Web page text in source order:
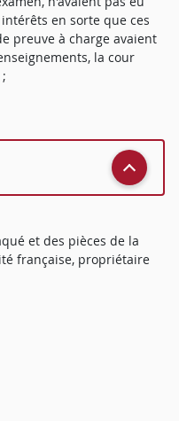
en sorte que ces
preuve à charge avaient
la cour
et des pièces de la
française, propriétaire